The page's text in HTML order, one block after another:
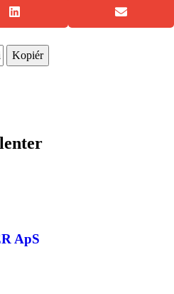
Kopiér
ApS